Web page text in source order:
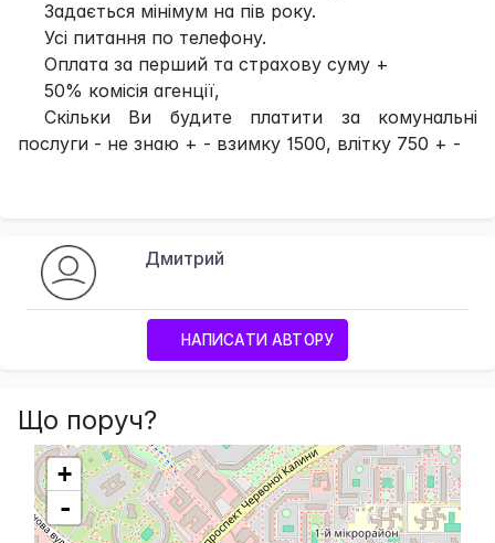
Задається мінімум на пів року.
Усі питання по телефону.
Оплата за перший та страхову суму +
50% комісія агенції,
Скільки Ви будите платити за комунальні
послуги - не знаю + - взимку 1500, влітку 750 + -
Дмитрий
НАПИСАТИ АВТОРУ
Що поруч?
+
-